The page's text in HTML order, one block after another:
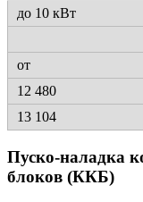
Пуско-наладка
блоков (ККБ)